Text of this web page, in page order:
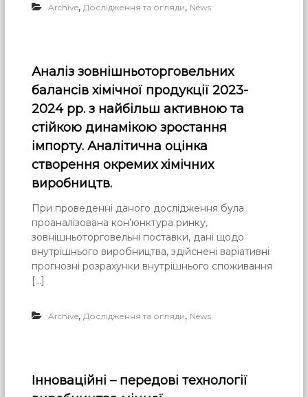
Archive,Дослідження та огляди, News
Аналіз зовнішньоторговельних
балансів хімічної продукції 2023-
2024 рр. з найбільш активною та
стійкою динамікою зростання
імпорту. Аналітична оцінка
створення окремих хімічних
виробництв.
При проведенні даного дослідження була
проаналізована кон’юнктура ринку,
зовнішньоторговельні поставки, дані щодо
внутрішнього виробництва, здійснені варіативні
прогнозні розрахунки внутрішнього споживання
[…]
Archive,Дослідження та огляди, News
Інноваційні – передові технології